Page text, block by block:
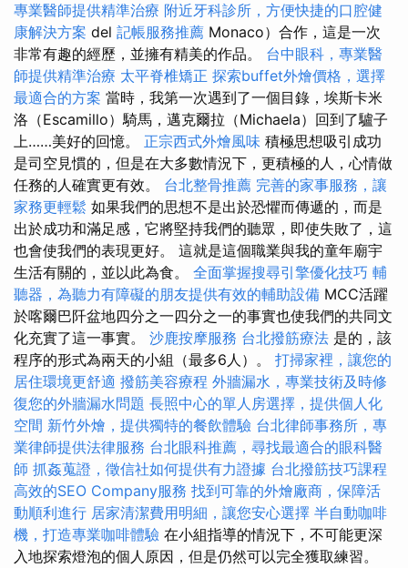
專業醫師提供精準治療 附近牙科診所，方便快捷的口腔健
康解決方案 del 記帳服務推薦 Monaco）合作，這是一次
非常有趣的經歷，並擁有精美的作品。 台中眼科，專業醫
師提供精準治療 太平脊椎矯正 探索buffet外燴價格，選擇
最適合的方案 當時，我第一次遇到了一個目錄，埃斯卡米
洛（Escamillo）騎馬，邁克爾拉（Michaela）回到了驢子
上……美好的回憶。 正宗西式外燴風味 積極思想吸引成功
是司空見慣的，但是在大多數情況下，更積極的人，心情做
任務的人確實更有效。 台北整骨推薦 完善的家事服務，讓
家務更輕鬆 如果我們的思想不是出於恐懼而傳遞的，而是
出於成功和滿足感，它將堅持我們的聽眾，即使失敗了，這
也會使我們的表現更好。 這就是這個職業與我的童年廟宇
生活有關的，並以此為食。 全面掌握搜尋引擎優化技巧 輔
聽器，為聽力有障礙的朋友提供有效的輔助設備 MCC活躍
於喀爾巴阡盆地四分之一四分之一的事實也使我們的共同文
化充實了這一事實。 沙鹿按摩服務 台北撥筋療法 是的，該
程序的形式為兩天的小組（最多6人）。 打掃家裡，讓您的
居住環境更舒適 撥筋美容療程 外牆漏水，專業技術及時修
復您的外牆漏水問題 長照中心的單人房選擇，提供個人化
空間 新竹外燴，提供獨特的餐飲體驗 台北律師事務所，專
業律師提供法律服務 台北眼科推薦，尋找最適合的眼科醫
師 抓姦蒐證，徵信社如何提供有力證據 台北撥筋技巧課程
高效的SEO Company服務 找到可靠的外燴廠商，保障活
動順利進行 居家清潔費用明細，讓您安心選擇 半自動咖啡
機，打造專業咖啡體驗 在小組指導的情況下，不可能更深
入地探索燈泡的個人原因，但是仍然可以完全獲取練習。